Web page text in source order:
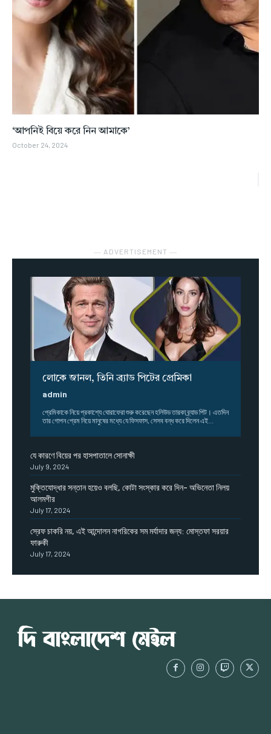
― ADVERTISEMENT ―
লোকে জানল, তিনি ব্র্যাড পিটের প্রেমিকা
admin
প্রেমিকাকে নিয়ে প্রকাশ্যে ঘোরাফেরা শুরু করেছেন হলিউড তারকা ব্র্যাড পিট। এতদিন
তার গোপন প্রেম নিয়ে মানুষের মধ্যে যে ফিসফাস, সেসব বন্ধ করে দিলেন এই...
যে কারণে বিয়ের পর হাসপাতালে সোনাক্ষী
July 9, 2024
মুক্তিযোদ্ধার সন্তান হয়েও বলছি, কোটা সংস্কার করে দিন- অভিনেতা নিলয়
আলমগীর
July 17, 2024
স্রেফ চাকরি নয়, এই আন্দোলন নাগরিকের সম মর্যাদার জন্য: মোস্তফা সরয়ার
ফারুকী
July 17, 2024
‘আপনিই বিয়ে করে নিন আমাকে’
October 24, 2024